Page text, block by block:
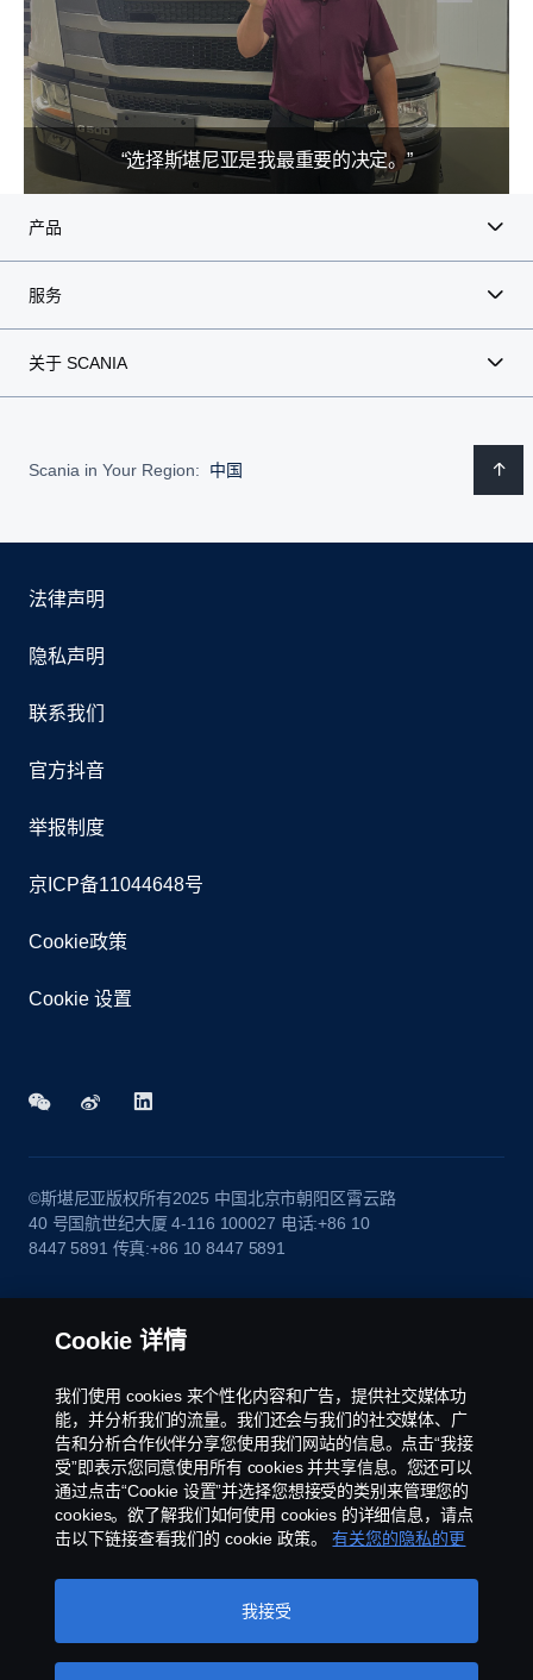
“选择斯堪尼亚是我最重要的决定。”
产品
服务
关于 SCANIA
Scania in Your Region: 中国
法律声明
隐私声明
联系我们
官方抖音
举报制度
京ICP备11044648号
Cookie政策
Cookie 设置
©斯堪尼亚版权所有2025 中国北京市朝阳区霄云路
40 号国航世纪大厦 4-116 100027 电话:+86 10
8447 5891 传真:+86 10 8447 5891
Cookie 详情
我们使用 cookies 来个性化内容和广告，提供社交媒体功
能，并分析我们的流量。我们还会与我们的社交媒体、广
告和分析合作伙伴分享您使用我们网站的信息。点击“我接
受”即表示您同意使用所有 cookies 并共享信息。您还可以
通过点击“Cookie 设置”并选择您想接受的类别来管理您的
cookies。欲了解我们如何使用 cookies 的详细信息，请点
击以下链接查看我们的 cookie 政策。
有关您的隐私的更
我接受